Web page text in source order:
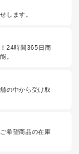
します。
24時間365日商
。
の中から受け取
希望商品の在庫